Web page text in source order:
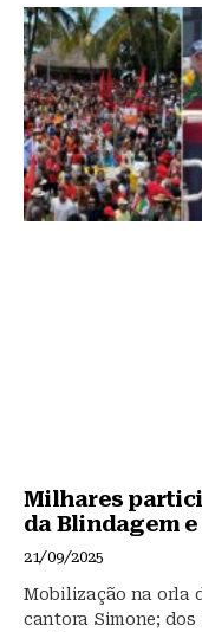
Milhares
da Blindagem
21/09/2025
Mobilização na orla
cantora Simone; dos